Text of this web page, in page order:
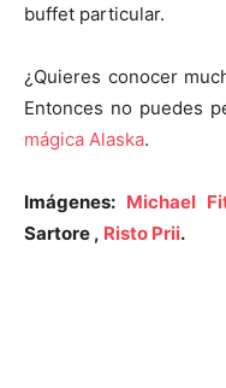
buffet particular.
¿Quieres conocer
Entonces no puedes
mágica Alaska.
Imágenes: Michael
Sartore , Risto Prii.